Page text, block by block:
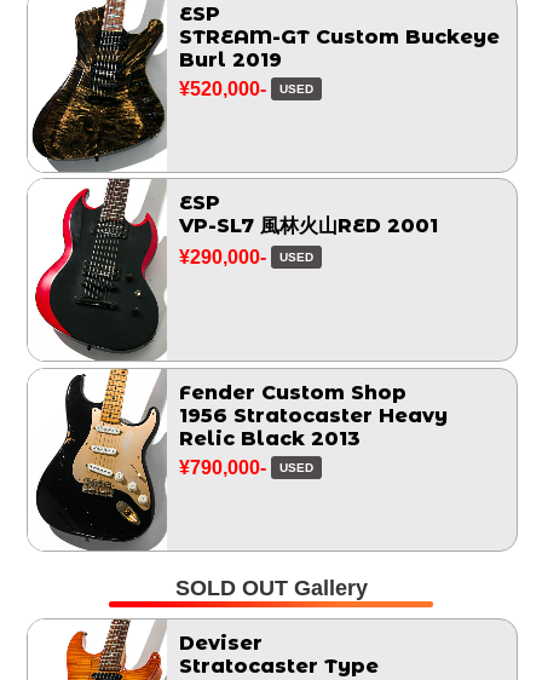
ESP
STREAM-GT Custom Buckeye
Burl 2019
¥520,000- USED
ESP
VP-SL7 風林火山RED 2001
¥290,000- USED
Fender Custom Shop
1956 Stratocaster Heavy
Relic Black 2013
¥790,000- USED
SOLD OUT Gallery
Deviser
Stratocaster Type